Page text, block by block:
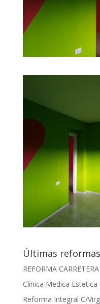
Últimas reformas
REFORMA
Clinica Medica Estetica
Reforma Integral C/